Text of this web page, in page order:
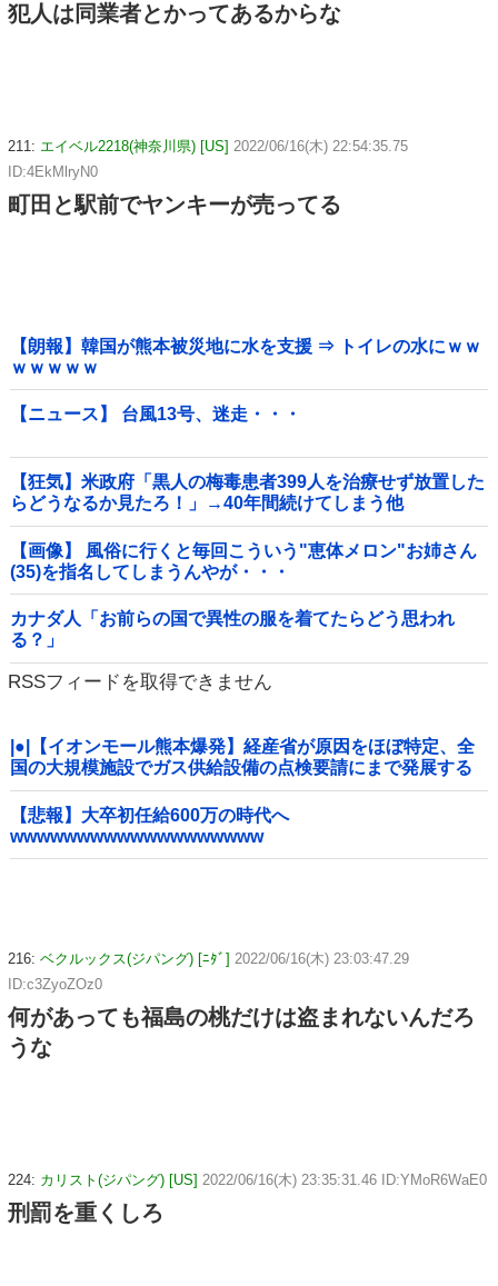
犯人は同業者とかってあるからな
211: エイベル2218(神奈川県) [US] 2022/06/16(木) 22:54:35.75
ID:4EkMlryN0
町田と駅前でヤンキーが売ってる
【朗報】韓国が熊本被災地に水を支援 ⇒ トイレの水にｗｗ
ｗｗｗｗｗ
【ニュース】 台風13号、迷走・・・
【狂気】米政府「黒人の梅毒患者399人を治療せず放置した
らどうなるか見たろ！」→40年間続けてしまう他
【画像】 風俗に行くと毎回こういう"恵体メロン"お姉さん
(35)を指名してしまうんやが・・・
カナダ人「お前らの国で異性の服を着てたらどう思われ
る？」
RSSフィードを取得できません
|●|【イオンモール熊本爆発】経産省が原因をほぼ特定、全
国の大規模施設でガス供給設備の点検要請にまで発展する
事態に・・・【PICKUP】
【悲報】大卒初任給600万の時代へ
wwwwwwwwwwwwwwwwwww
216: ベクルックス(ジパング) [ﾆﾀﾞ] 2022/06/16(木) 23:03:47.29
ID:c3ZyoZOz0
何があっても福島の桃だけは盗まれないんだろ
うな
224: カリスト(ジパング) [US] 2022/06/16(木) 23:35:31.46 ID:YMoR6WaE0
刑罰を重くしろ